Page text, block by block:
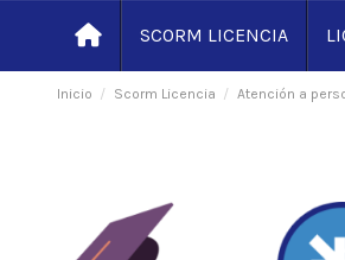
SCORM LICENCIA
Inicio Scorm Licencia Atención a